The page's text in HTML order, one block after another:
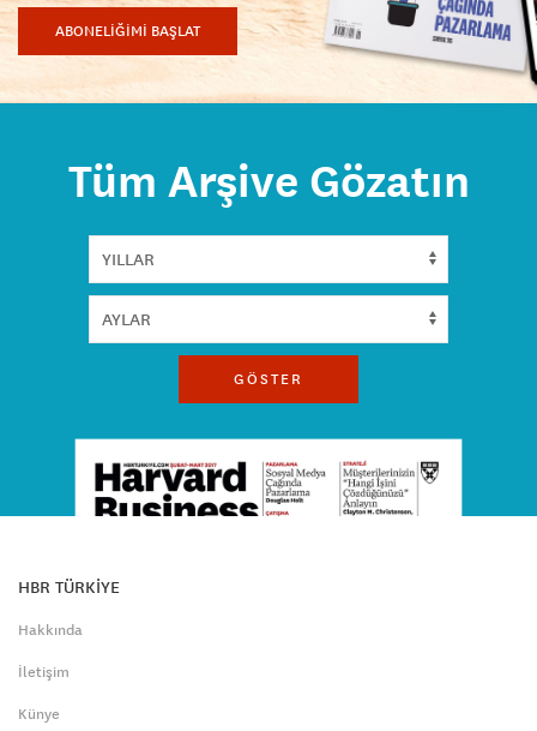
ABONELİĞİMİ BAŞLAT
Tüm Arşive Gözatın
GÖSTER
HBR TÜRKİYE
Hakkında
İletişim
Künye